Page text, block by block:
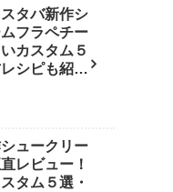
スタバ新作シ
フラペチー
カスタム５
シピも紹
ュークリー
レビュー！
タム５選・